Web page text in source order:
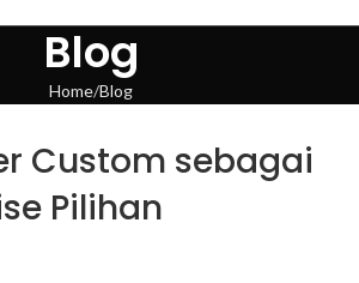
Blog
Home Blog
Custom sebagai
Pilihan